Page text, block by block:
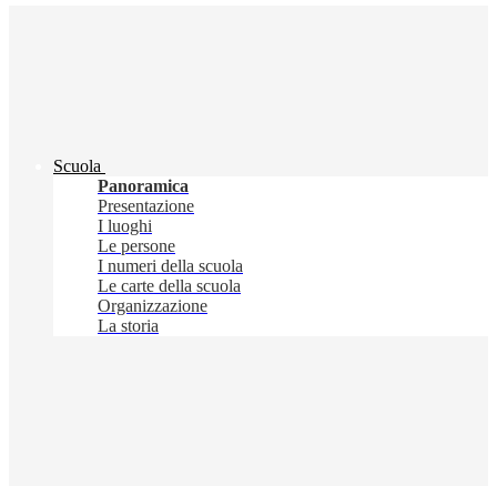
Scuola
Panoramica
Presentazione
I luoghi
Le persone
I numeri della scuola
Le carte della scuola
Organizzazione
La storia